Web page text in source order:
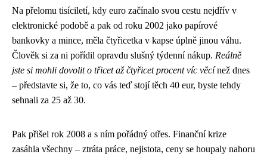
Na přelomu tisíciletí, kdy euro začínalo svou cestu nejdřív v
elektronické podobě a pak od roku 2002 jako papírové
bankovky a mince, měla čtyřicetka v kapse úplně jinou váhu.
Člověk si za ni pořídil opravdu slušný týdenní nákup. Reálně
jste si mohli dovolit o třicet až čtyřicet procent víc věcínež dnes
– představte si, že to, co vás teď stojí těch 40 eur, byste tehdy
sehnali za 25 až 30.
Pak přišel rok 2008 a s ním pořádný otřes. Finanční krize
zasáhla všechny – ztráta práce, nejistota, ceny se houpaly nahoru